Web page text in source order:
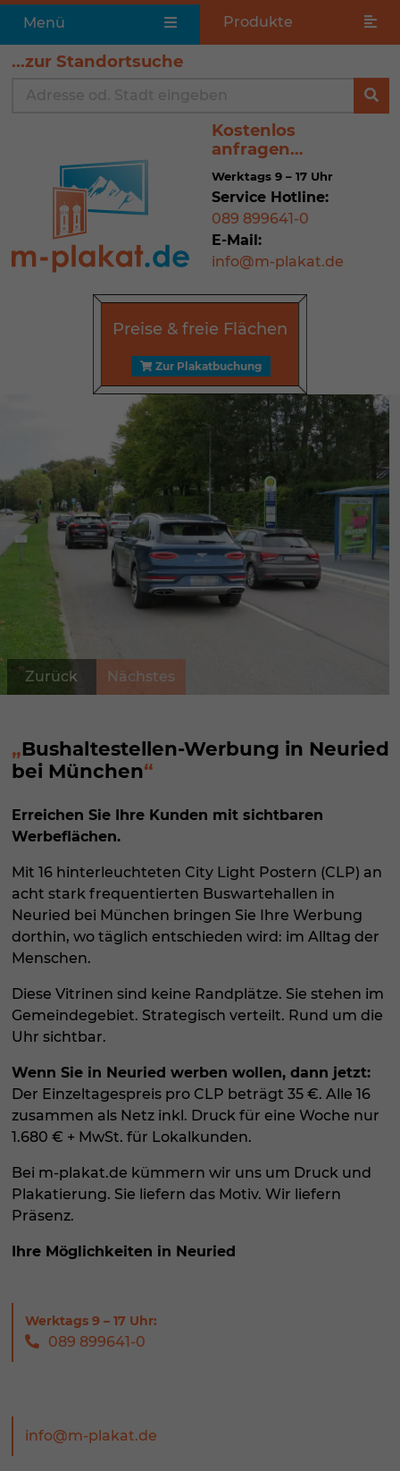
Menü Produkte
...zur Standortsuche
Kostenlos
anfragen…
Werktags 9 – 17 Uhr
Service Hotline:
089 899641-0
E-Mail:
info@m-plakat.de
Preise & freie Flächen
Zur Plakat­buchung
Bushaltestellen-Werbung in Neuried
bei München
Erreichen Sie Ihre Kunden mit sichtbaren
Werbeflächen.
Mit 16 hinterleuchteten City Light Postern (CLP) an
acht stark frequentierten Buswartehallen in
Neuried bei München bringen Sie Ihre Werbung
dorthin, wo täglich entschieden wird: im Alltag der
Menschen.
Diese Vitrinen sind keine Randplätze. Sie stehen im
Gemeindegebiet. Strategisch verteilt. Rund um die
Uhr sichtbar.
Wenn Sie in Neuried werben wollen, dann jetzt:
Der Einzeltagespreis pro CLP beträgt 35 €. Alle 16
zusammen als Netz inkl. Druck für eine Woche nur
1.680 € + MwSt. für Lokalkunden.
Bei m-plakat.de kümmern wir uns um Druck und
Plakatierung. Sie liefern das Motiv. Wir liefern
Präsenz.
Ihre Möglichkeiten in Neuried
089 899641-0
info@m-plakat.de
Zurück Nächstes